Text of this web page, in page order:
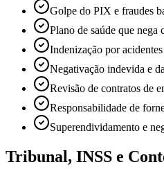
Golpe do PIX e fraudes
Plano de saúde que
Indenização por
Negativação indevida e
Revisão de contratos de
Responsabilidade de
Superendividamento e
Tribunal, INSS e